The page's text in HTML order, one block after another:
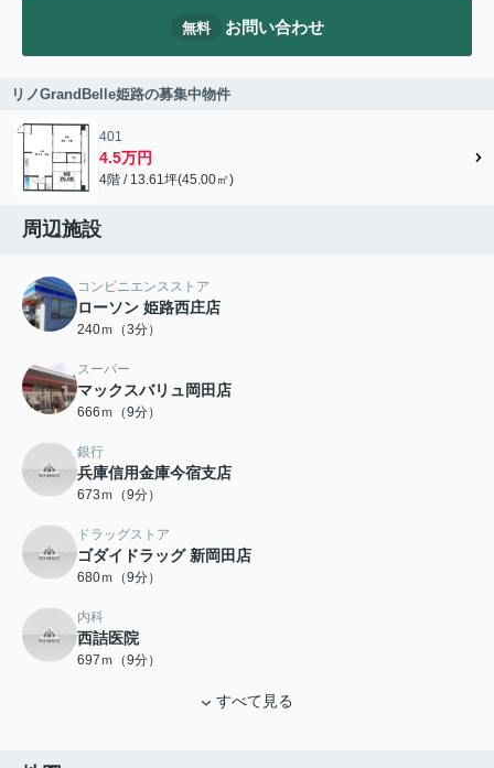
無料 お問い合わせ
リノGrandBelle姫路の募集中物件
401
4.5万円
4階 / 13.61坪(45.00㎡)
周辺施設
コンビニエンスストア
ローソン 姫路西庄店
240ｍ（3分）
スーパー
マックスバリュ岡田店
666ｍ（9分）
銀行
兵庫信用金庫今宿支店
673ｍ（9分）
ドラッグストア
ゴダイドラッグ 新岡田店
680ｍ（9分）
内科
西詰医院
697ｍ（9分）
すべて見る